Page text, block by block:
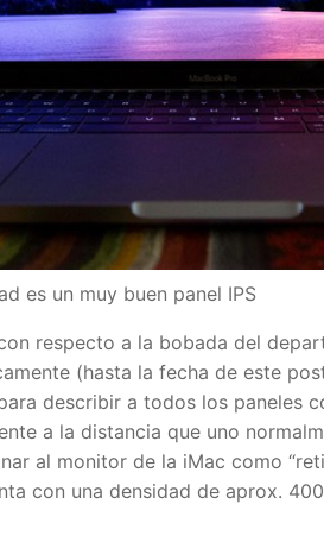
es un muy buen panel IPS
respecto a la bobada del
(hasta la fecha de este
describir a todos los paneles
a la distancia que uno
al monitor de la iMac como
con una densidad de aprox.